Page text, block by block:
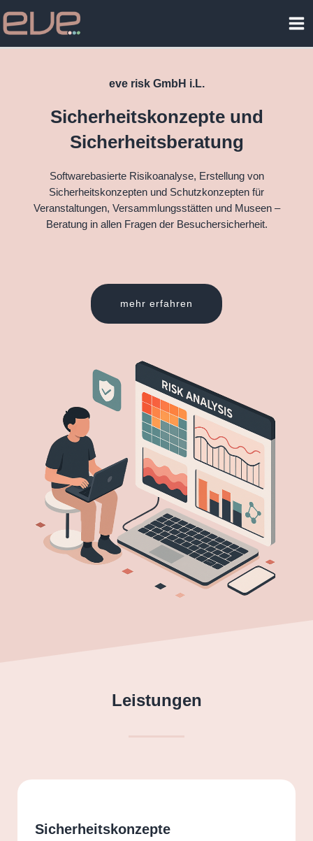
Inhalt
eve risk GmbH i.L.
Sicherheitskonzepte und
Sicherheitsberatung
Softwarebasierte Risikoanalyse, Erstellung von
Sicherheitskonzepten und Schutzkonzepten für
Veranstaltungen, Versammlungsstätten und Museen –
Beratung in allen Fragen der Besuchersicherheit.
mehr erfahren
Leistungen
Sicherheitskonzepte